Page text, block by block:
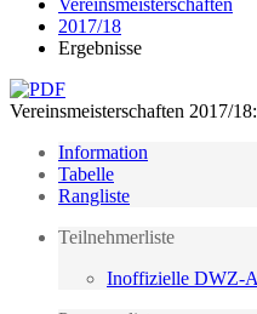
Vereinsmeisterschaften
2017/18
Ergebnisse
Vereinsmeisterschaften 2017/
Information
Tabelle
Rangliste
Teilnehmerliste
Inoffizielle DWZ-